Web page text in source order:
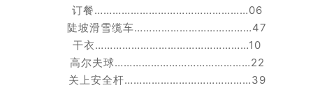
订餐……………………………………………06
陡坡滑雪缆车…………………………………47
干衣……………………………………………10
高尔夫球………………………………………22
关上安全杆……………………………………39